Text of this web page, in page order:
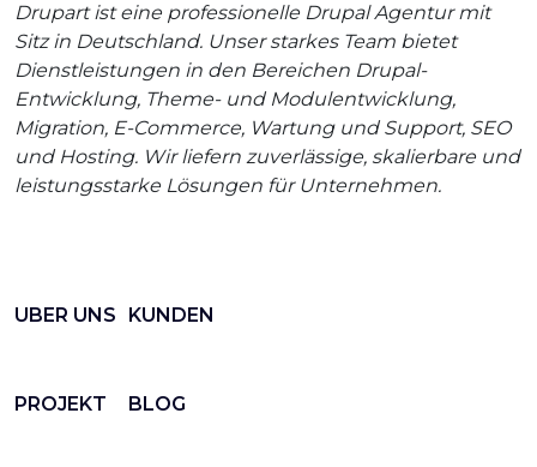
Drupart ist eine professionelle Drupal Agentur mit
Sitz in Deutschland. Unser starkes Team bietet
Dienstleistungen in den Bereichen Drupal-
Entwicklung, Theme- und Modulentwicklung,
Migration, E-Commerce, Wartung und Support, SEO
und Hosting. Wir liefern zuverlässige, skalierbare und
leistungsstarke Lösungen für Unternehmen.
UBER UNS KUNDEN
PROJEKT BLOG